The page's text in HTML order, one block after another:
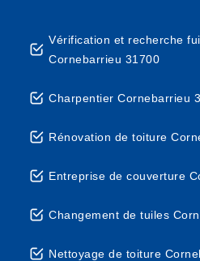
Vérification et recherche
Cornebarrieu 31700
Charpentier Cornebarrieu
Rénovation de toiture
Entreprise de couverture
Changement de tuiles
Nettoyage de toiture